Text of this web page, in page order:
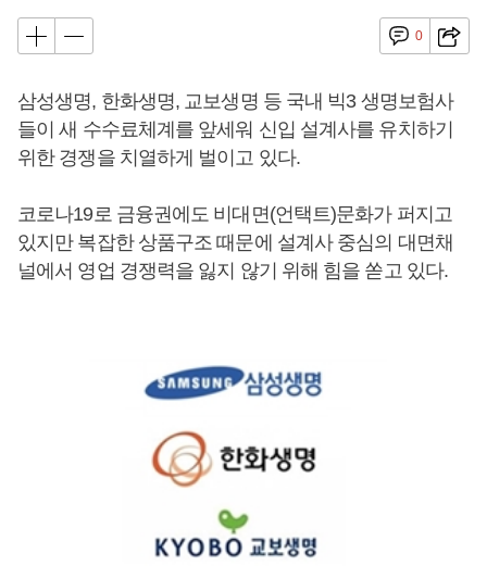
0
삼성생명, 한화생명, 교보생명 등 국내 빅3 생명보험사
들이 새 수수료체계를 앞세워 신입 설계사를 유치하기
위한 경쟁을 치열하게 벌이고 있다.
코로나19로 금융권에도 비대면(언택트)문화가 퍼지고
있지만 복잡한 상품구조 때문에 설계사 중심의 대면채
널에서 영업 경쟁력을 잃지 않기 위해 힘을 쏟고 있다.